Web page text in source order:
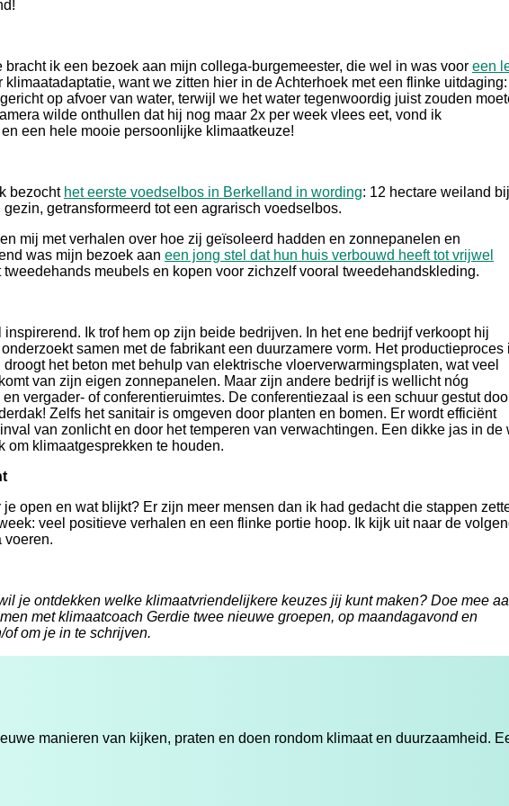
ik een bezoek aan mijn collega-burgemeester, die wel in was voor een
klimaatadaptatie, want we zitten hier in de Achterhoek met een flinke
op afvoer van water, terwijl we het water tegenwoordig juist zouden
wilde onthullen dat hij nog maar 2x per week vlees eet, vond ik
een hele mooie persoonlijke klimaatkeuze!
bezocht het eerste voedselbos in Berkelland in wording: 12 hectare weiland bij
getransformeerd tot een agrarisch voedselbos.
mij met verhalen over hoe zij geïsoleerd hadden en zonnepanelen en
was mijn bezoek aan een jong stel dat hun huis verbouwd heeft tot vrijwel
meubels en kopen voor zichzelf vooral tweedehandskleding.
inspirerend. Ik trof hem op zijn beide bedrijven. In het ene bedrijf verkoopt hij
samen met de fabrikant een duurzamere vorm. Het productieproces
het beton met behulp van elektrische vloerverwarmingsplaten, wat veel
van zijn eigen zonnepanelen. Maar zijn andere bedrijf is wellicht nóg
vergader- of conferentieruimtes. De conferentiezaal is een schuur gestut
Zelfs het sanitair is omgeven door planten en bomen. Er wordt efficiënt
van zonlicht en door het temperen van verwachtingen. Een dikke jas in de
klimaatgesprekken te houden.
open en wat blijkt? Er zijn meer mensen dan ik had gedacht die stappen
veel positieve verhalen en een flinke portie hoop. Ik kijk uit naar de
voeren.
je ontdekken welke klimaatvriendelijkere keuzes jij kunt maken? Doe mee
met klimaatcoach Gerdie twee nieuwe groepen, op maandagavond en
om je in te schrijven.
manieren van kijken, praten en doen rondom klimaat en duurzaamheid.